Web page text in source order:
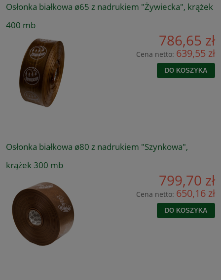
Osłonka białkowa ø65 z nadrukiem "Żywiecka", krążek
400 mb
786,65 zł
Cena netto: 639,55 zł
DO KOSZYKA
Osłonka białkowa ø80 z nadrukiem "Szynkowa",
krążek 300 mb
799,70 zł
Cena netto: 650,16 zł
DO KOSZYKA